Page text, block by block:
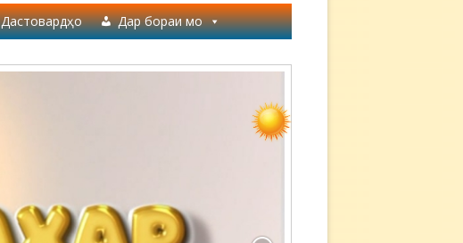
Дастовардҳо Дар бораи мо